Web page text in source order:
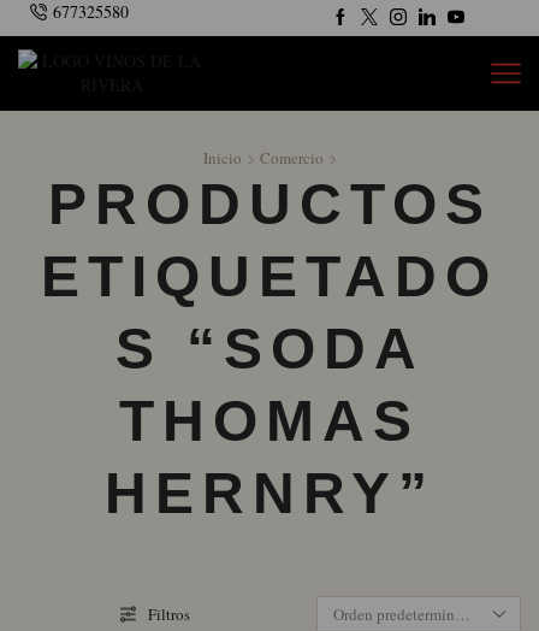
677325580
Inicio Comercio
PRODUCTOS
ETIQUETADO
S “SODA
THOMAS
HERNRY”
Filtros